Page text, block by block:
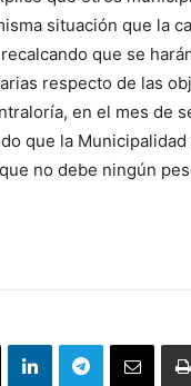
situación que la
que se
respecto de las
en el mes de
que la
no debe ningún